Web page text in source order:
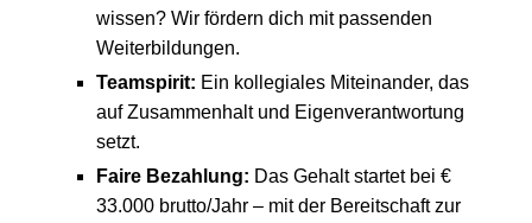
wissen? Wir fördern dich mit passenden
Weiterbildungen.
Teamspirit: Ein kollegiales Miteinander, das
auf Zusammenhalt und Eigenverantwortung
setzt.
Faire Bezahlung: Das Gehalt startet bei €
33.000 brutto/Jahr – mit der Bereitschaft zur